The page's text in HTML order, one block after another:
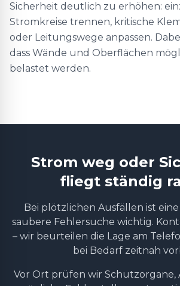
Sicherheit deutlich zu erhöhen:
Stromkreise trennen, kritische
oder Leitungswege anpassen.
dass Wände und Oberflächen
belastet werden.
Strom weg oder
fliegt ständig
Bei plötzlichen Ausfällen ist
saubere Fehlersuche wichtig.
– wir beurteilen die Lage am
bei Bedarf zeitnah
Vor Ort prüfen wir Schutzorgane,